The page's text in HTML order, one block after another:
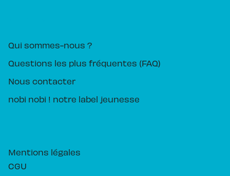
Qui sommes-nous ?
Questions les plus fréquentes (FAQ)
Nous contacter
nobi nobi ! notre label jeunesse
Mentions légales
CGU